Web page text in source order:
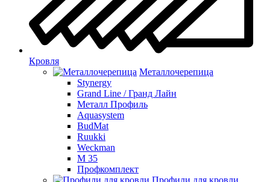
Кровля
Металлочерепица
Stynergy
Grand Line / Гранд Лайн
Металл Профиль
Aquasystem
BudMat
Ruukki
Weckman
М 35
Профкомплект